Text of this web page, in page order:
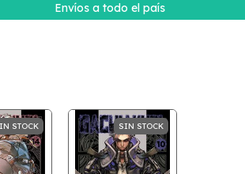
Envíos a todo el país
STOCK SIN STOCK